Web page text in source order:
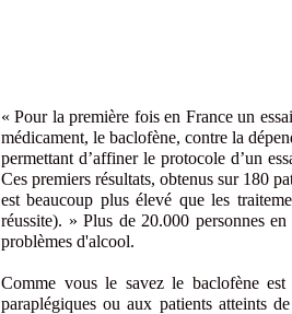
« Pour la première fois en France un
médicament, le baclofène, contre la
permettant d’affiner le protocole d’un
Ces premiers résultats, obtenus sur 180
est beaucoup plus élevé que les
réussite). » Plus de 20.000 personnes
problèmes d'alcool.
Comme vous le savez le baclofène
paraplégiques ou aux patients atteints